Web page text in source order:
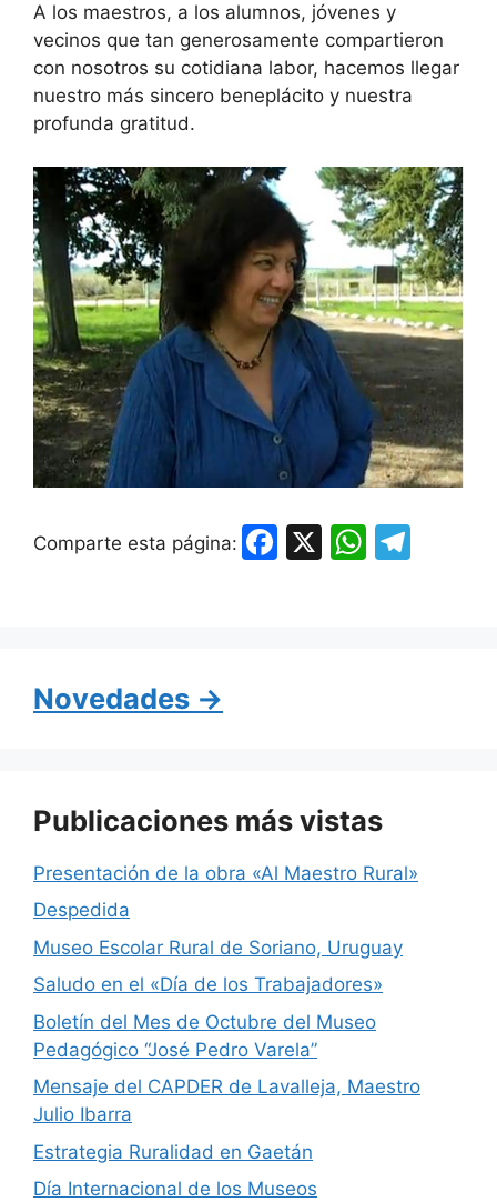
A los maestros, a los alumnos, jóvenes y
vecinos que tan generosamente compartieron
con nosotros su cotidiana labor, hacemos llegar
nuestro más sincero beneplácito y nuestra
profunda gratitud.
Comparte esta página:
F
X
W
Novedades →
Publicaciones más vistas
Presentación de la obra «Al Maestro Rural»
Despedida
Museo Escolar Rural de Soriano, Uruguay
Saludo en el «Día de los Trabajadores»
Boletín del Mes de Octubre del Museo
Pedagógico “José Pedro Varela”
Mensaje del CAPDER de Lavalleja, Maestro
Julio Ibarra
Estrategia Ruralidad en Gaetán
Día Internacional de los Museos